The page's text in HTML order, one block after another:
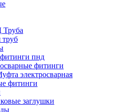
Труба
пнд
фитинги
электросварная
фитинги
заглушки